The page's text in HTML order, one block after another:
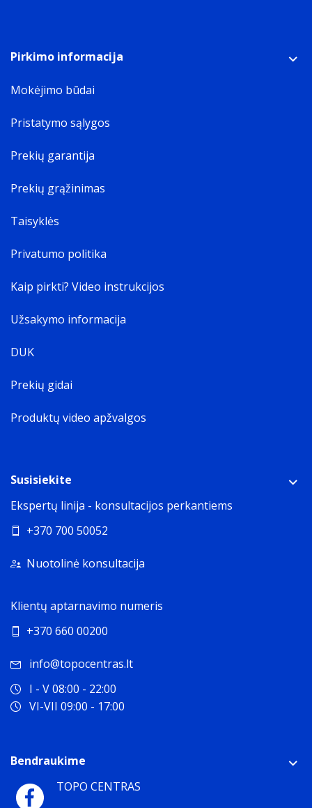
Pirkimo informacija
Mokėjimo būdai
Pristatymo sąlygos
Prekių garantija
Prekių grąžinimas
Taisyklės
Privatumo politika
Kaip pirkti? Video instrukcijos
Užsakymo informacija
DUK
Prekių gidai
Produktų video apžvalgos
Susisiekite
Ekspertų linija - konsultacijos perkantiems
+370 700 50052
Nuotolinė konsultacija
Klientų aptarnavimo numeris
+370 660 00200
info@topocentras.lt
I - V 08:00 - 22:00
VI-VII 09:00 - 17:00
Bendraukime
TOPO CENTRAS